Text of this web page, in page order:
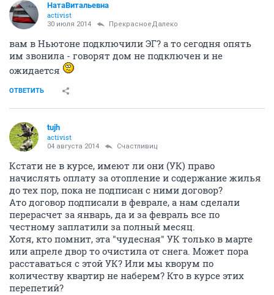
НатаВитальевна
activist
30 июля 2014 ПрекрасноеДалеко
вам в Ньютоне подключили ЭГ? а то сегодня опять
им звонила - говорят дом не подключен и не
ожидается
ОТВЕТИТЬ
tujh
activist
04 августа 2014 Счастливиц
Кстати не в курсе, имеют ли они (УК) право
начислять оплату за отопление и содержание жилья
до тех пор, пока не подписан с ними договор?
Ато договор подписали в феврале, а нам сделали
перерасчет за январь, да и за февраль все по
честному заплатили за полный месяц.
Хотя, кто помнит, эта "чудесная" УК только в марте
или апреле двор то очистила от снега. Может пора
расставаться с этой УК? Или мы кворум по
количеству квартир не наберем? Кто в курсе этих
перепетий?